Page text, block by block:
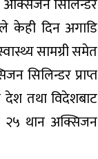
सिलिन्डर
केही दिन अगाडि
सामग्री समेत
सिलिन्डर प्राप्त
तथा विदेशबाट
२५ थान अक्सिजन